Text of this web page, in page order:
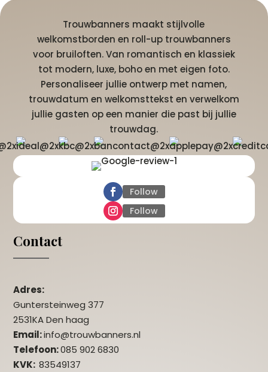
Trouwbanners maakt stijlvolle
welkomstborden en roll-up trouwbanners
voor bruiloften. Van romantisch en klassiek
tot modern, luxe, boho en met eigen foto.
Personaliseer jullie ontwerp met namen,
trouwdatum en welkomsttekst en verwelkom
jullie gasten op een manier die past bij jullie
trouwdag.
Follow
Follow
Contact
Adres:
Guntersteinweg 377
2531KA Den haag
Email:info@trouwbanners.nl
Telefoon:085 902 6830
KVK:83549137